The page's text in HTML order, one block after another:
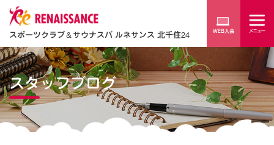
スポーツクラブ＆サウナスパ ルネサンス 北千住24
スタッフブログ